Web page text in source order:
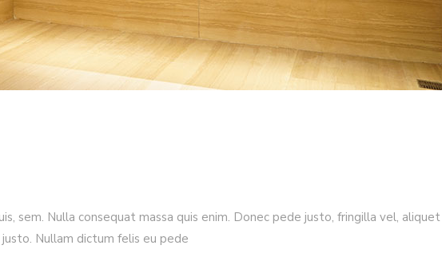
sem. Nulla consequat massa quis enim. Donec pede justo, fringilla vel,
Nullam dictum felis eu pede